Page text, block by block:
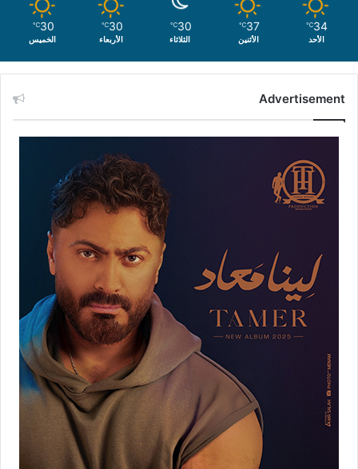
34
℃
الأحد
37
℃
الأثنين
30
℃
الثلاثاء
30
℃
الأربعاء
30
℃
الخميس
Advertisement